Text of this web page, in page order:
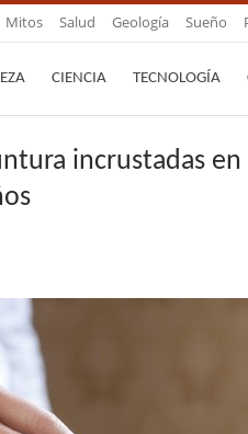
Mitos Salud Geología Sueño
CIENCIA TECNOLOGÍA
incrustadas